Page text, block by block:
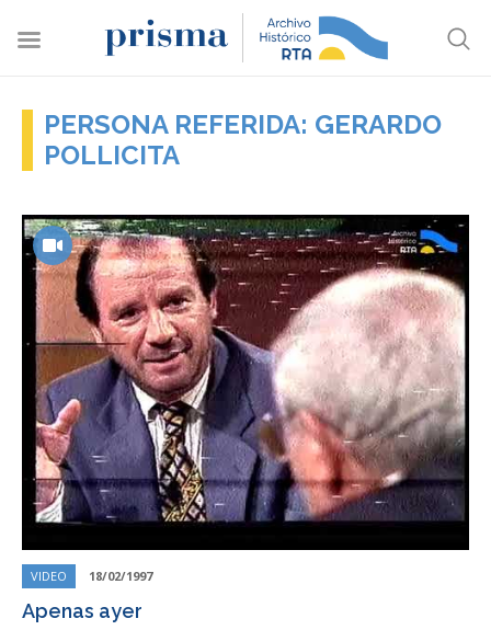
PERSONA REFERIDA: GERARDO
POLLICITA
VIDEO 18/02/1997
Apenas ayer